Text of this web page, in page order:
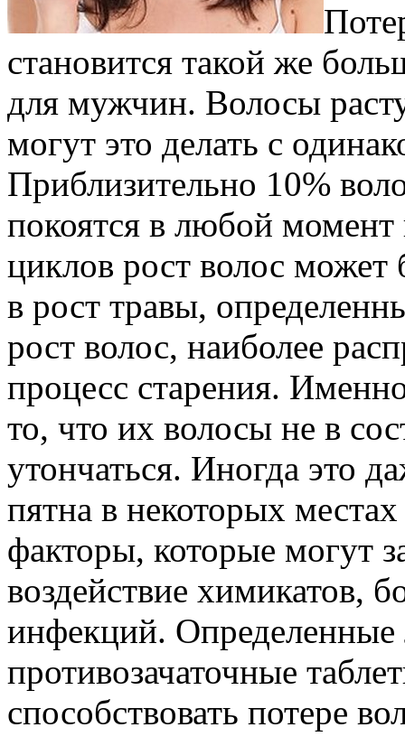
становится такой же
для мужчин. Волосы
могут это делать с
Приблизительно 10%
покоятся в любой
циклов рост волос
в рост травы,
рост волос, наиболее
процесс старения.
то, что их волосы не в
утончаться. Иногда это
пятна в некоторых
факторы, которые могут
воздействие химикатов,
инфекций. Определенные
противозачаточные
способствовать потере